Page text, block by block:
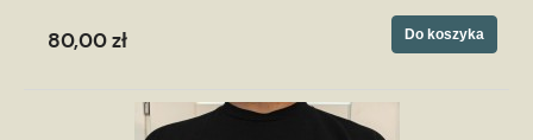
80,00 zł Do koszyka